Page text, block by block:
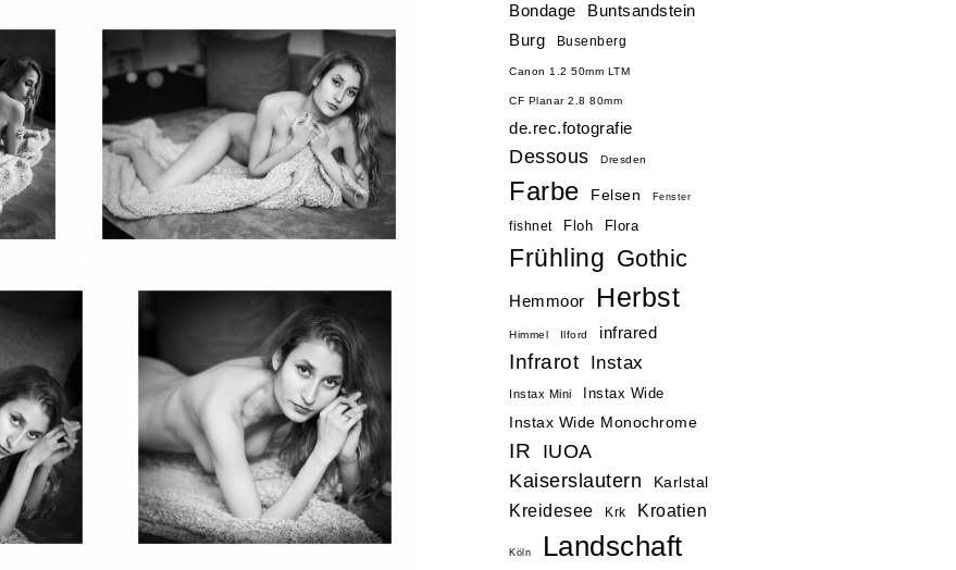
Bondage Buntsandstein
Burg Busenberg
Canon 1.2 50mm LTM
CF Planar 2.8 80mm
de.rec.fotografie
Dessous Dresden
Farbe Felsen Fenster
fishnet Floh Flora
Frühling Gothic
Hemmoor Herbst
Himmel Ilford infrared
Infrarot Instax
Instax Mini
Instax Wide
Instax Wide Monochrome
IR
IUOA
Kaiserslautern
Karlstal
Kreidesee Krk Kroatien
Köln Landschaft